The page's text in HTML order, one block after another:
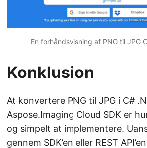
En forhåndsvisning af PNG til JPG
Konklusion
At konvertere PNG til JPG i C#
Aspose.Imaging Cloud SDK er
og simpelt at implementere.
gennem SDK’en eller REST